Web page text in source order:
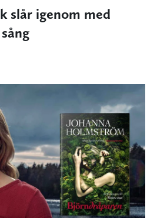
slår igenom med